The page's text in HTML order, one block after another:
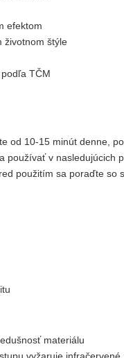
efektom
životnom štýle
TČM
od 10-15 minút denne,
používať v
použitím sa poraďte so
materiálu